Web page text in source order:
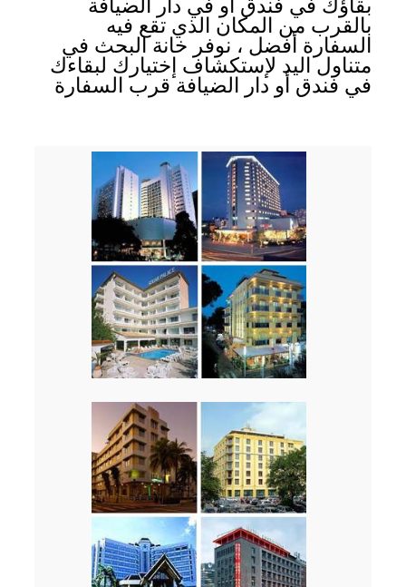
بقاؤك في فندق أو في دار الضيافة
بالقرب من المكان الذي تقع فيه
السفارة أفضل ، نوفر خانة البحث في
متناول اليد لإستكشاف إختيارك لبقاءك
في فندق أو دار الضيافة قرب السفارة